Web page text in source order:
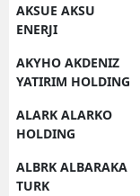
AKSUE AKSU
ENERJI
AKYHO AKDENIZ
YATIRIM HOLDING
ALARK ALARKO
HOLDING
ALBRK ALBARAKA
TURK